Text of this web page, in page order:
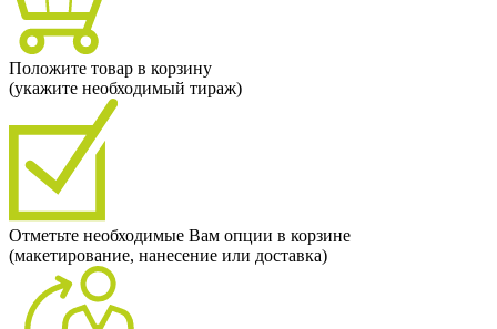
Положите товар в корзину
(укажите необходимый тираж)
Отметьте необходимые Вам опции в корзине
(макетирование, нанесение или доставка)